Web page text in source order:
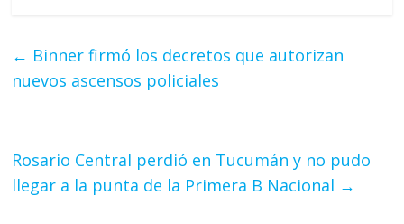
← Binner firmó los decretos que autorizan
nuevos ascensos policiales
Rosario Central perdió en Tucumán y no pudo
llegar a la punta de la Primera B Nacional →